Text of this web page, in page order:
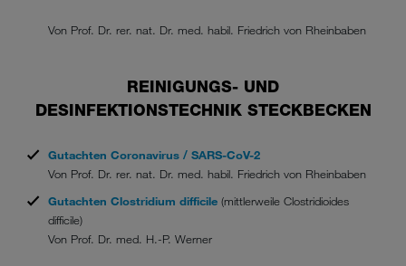
Von Prof. Dr. rer. nat. Dr. med. habil. Friedrich von Rheinbaben
REINIGUNGS- UND
DESINFEKTIONSTECHNIK STECKBECKEN
Gutachten Coronavirus / SARS-CoV-2
Von Prof. Dr. rer. nat. Dr. med. habil. Friedrich von Rheinbaben
Gutachten Clostridium difficile(mittlerweile Clostridioides
difficile)
Von Prof. Dr. med. H.-P. Werner